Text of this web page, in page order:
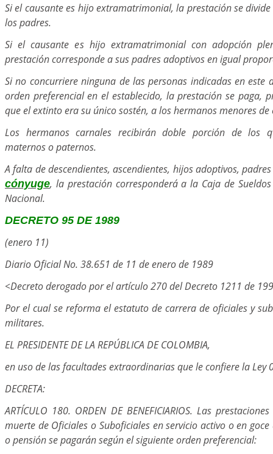
Si el causante es hijo extramatrimonial, la prestación se
los padres.
Si el causante es hijo extramatrimonial con adopción
prestación corresponde a sus padres adoptivos en igual
Si no concurriere ninguna de las personas indicadas en este
orden preferencial en el establecido, la prestación se paga,
que el extinto era su único sostén, a los hermanos menores de
Los hermanos carnales recibirán doble porción de los
maternos o paternos.
A falta de descendientes, ascendientes, hijos adoptivos,
cónyuge, la prestación corresponderá a la Caja de
Nacional.
DECRETO 95 DE 1989
(enero 11)
Diario Oficial No. 38.651 de 11 de enero de 1989
<Decreto derogado por el artículo 270 del Decreto 1211 de
Por el cual se reforma el estatuto de carrera de oficiales y
militares.
EL PRESIDENTE DE LA REPÚBLICA DE COLOMBIA,
en uso de las facultades extraordinarias que le confiere la Ley
DECRETA:
ARTÍCULO 180. ORDEN DE BENEFICIARIOS. Las
muerte de Oficiales o Suboficiales en servicio activo o en
o pensión se pagarán según el siguiente orden preferencial: